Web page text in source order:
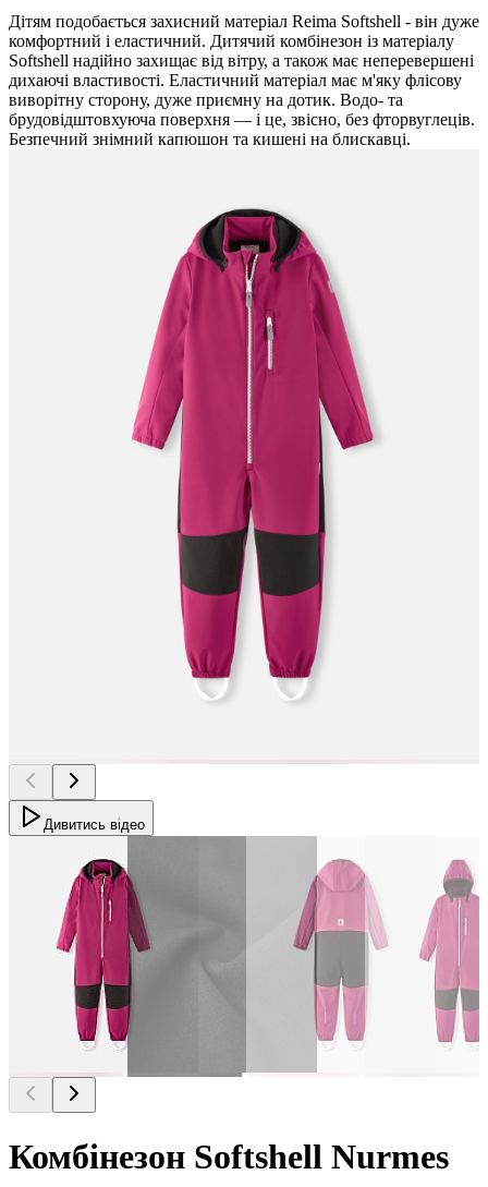
Дітям подобається захисний матеріал Reima Softshell - він дуже
комфортний і еластичний. Дитячий комбінезон із матеріалу
Softshell надійно захищає від вітру, а також має неперевершені
дихаючі властивості. Еластичний матеріал має м'яку флісову
виворітну сторону, дуже приємну на дотик. Водо- та
брудовідштовхуюча поверхня — і це, звісно, без фторвуглеців.
Безпечний знімний капюшон та кишені на блискавці.
Дивитись відео
Комбінезон Softshell Nurmes